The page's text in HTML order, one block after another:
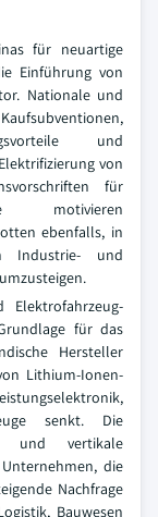
für neuartige
Einführung von
Nationale und
und
von
für
motivieren
ebenfalls, in
Industrie- und
für das
Hersteller
Lithium-Ionen-
senkt. Die
und vertikale
die
Nachfrage
Bauwesen